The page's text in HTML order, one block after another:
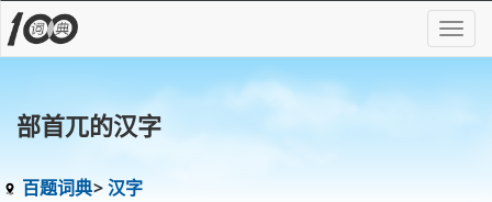
部首兀的汉字
百题词典 汉字